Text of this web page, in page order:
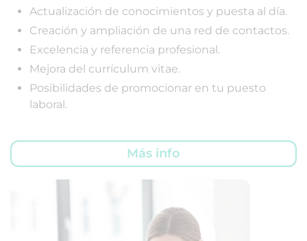
Actualización de conocimientos y puesta al día.
Creación y ampliación de una red de contactos.
Excelencia y referencia profesional.
Mejora del currículum vitae.
Posibilidades de promocionar en tu puesto
laboral.
Más info